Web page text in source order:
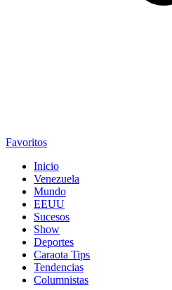
Favoritos
Inicio
Venezuela
Mundo
EEUU
Sucesos
Show
Deportes
Caraota Tips
Tendencias
Columnistas